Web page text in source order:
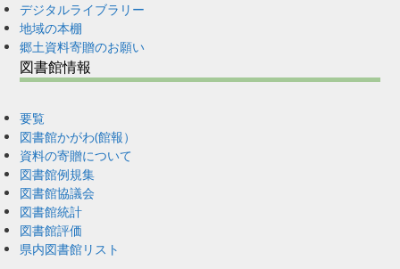
デジタルライブラリー
地域の本棚
郷土資料寄贈のお願い
図書館情報
要覧
図書館かがわ(館報）
資料の寄贈について
図書館例規集
図書館協議会
図書館統計
図書館評価
県内図書館リスト